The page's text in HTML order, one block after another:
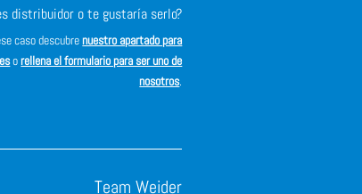
distribuidor o te gustaría serlo?
caso descubrenuestro apartado para
orellena el formulario para ser uno de
nosotros.
Team Weider